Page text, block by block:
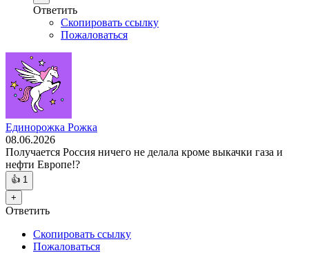
Ответить
Скопировать ссылку
Пожаловаться
Единорожка Рожка
08.06.2026
Получается Россия ничего не делала кроме выкачки газа и
нефти Европе!?
👍 1
+
Ответить
Скопировать ссылку
Пожаловаться